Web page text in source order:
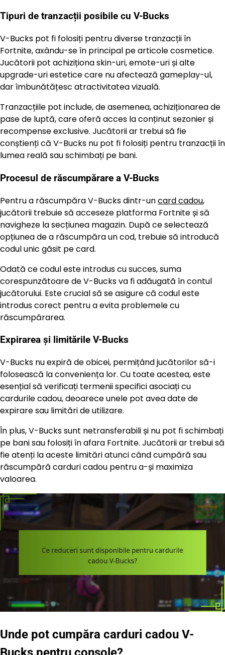
Tipuri de tranzacții posibile cu V-Bucks
V-Bucks pot fi folosiți pentru diverse tranzacții în
Fortnite, axându-se în principal pe articole cosmetice.
Jucătorii pot achiziționa skin-uri, emote-uri și alte
upgrade-uri estetice care nu afectează gameplay-ul,
dar îmbunătățesc atractivitatea vizuală.
Tranzacțiile pot include, de asemenea, achiziționarea de
pase de luptă, care oferă acces la conținut sezonier și
recompense exclusive. Jucătorii ar trebui să fie
conștienți că V-Bucks nu pot fi folosiți pentru tranzacții în
lumea reală sau schimbați pe bani.
Procesul de răscumpărare a V-Bucks
Pentru a răscumpăra V-Bucks dintr-uncard cadou,
jucătorii trebuie să acceseze platforma Fortnite și să
navigheze la secțiunea magazin. După ce selectează
opțiunea de a răscumpăra un cod, trebuie să introducă
codul unic găsit pe card.
Odată ce codul este introdus cu succes, suma
corespunzătoare de V-Bucks va fi adăugată în contul
jucătorului. Este crucial să se asigure că codul este
introdus corect pentru a evita problemele cu
răscumpărarea.
Expirarea și limitările V-Bucks
V-Bucks nu expiră de obicei, permițând jucătorilor să-i
folosească la conveniența lor. Cu toate acestea, este
esențial să verificați termenii specifici asociați cu
cardurile cadou, deoarece unele pot avea date de
expirare sau limitări de utilizare.
În plus, V-Bucks sunt netransferabili și nu pot fi schimbați
pe bani sau folosiți în afara Fortnite. Jucătorii ar trebui să
fie atenți la aceste limitări atunci când cumpără sau
răscumpără carduri cadou pentru a-și maximiza
valoarea.
Unde pot cumpăra carduri cadou V-